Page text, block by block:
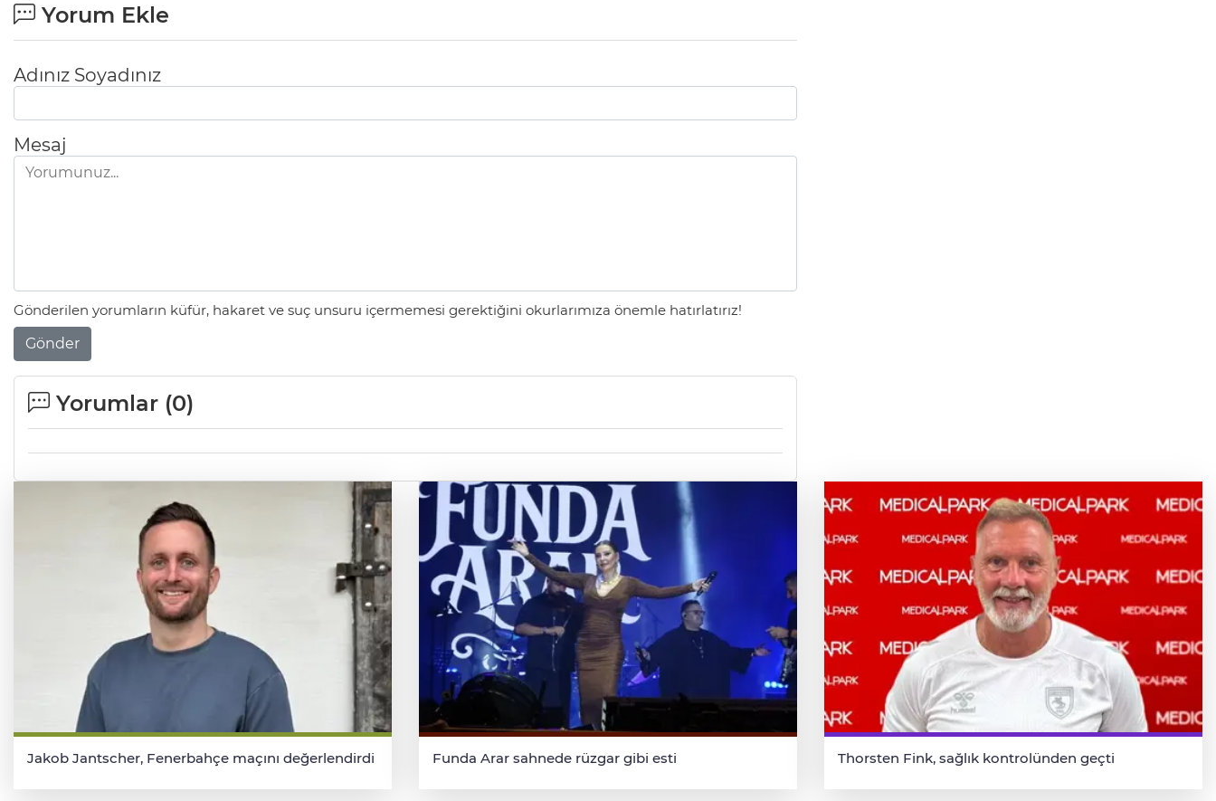
Yorum Ekle
Adınız Soyadınız
Mesaj
Gönderilen yorumların küfür, hakaret ve suç unsuru içermemesi gerektiğini okurlarımıza önemle hatırlatırız!
Gönder
Yorumlar (0)
Jakob Jantscher, Fenerbahçe maçını değerlendirdi Funda Arar sahnede rüzgar gibi esti Thorsten Fink, sağlık kontrolünden geçti